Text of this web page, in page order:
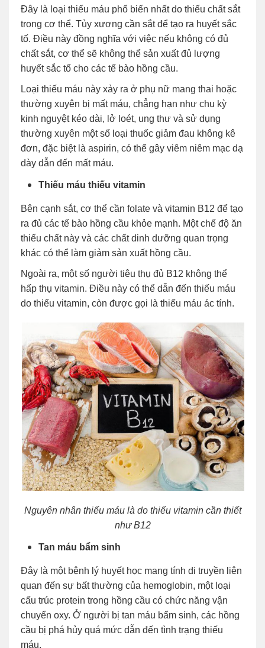
Đây là loại thiếu máu phổ biến nhất do thiếu chất sắt
trong cơ thể. Tủy xương cần sắt để tạo ra huyết sắc
tố. Điều này đồng nghĩa với việc nếu không có đủ
chất sắt, cơ thể sẽ không thể sản xuất đủ lượng
huyết sắc tố cho các tế bào hồng cầu.
Loại thiếu máu này xảy ra ở phụ nữ mang thai hoặc
thường xuyên bị mất máu, chẳng hạn như chu kỳ
kinh nguyệt kéo dài, lở loét, ung thư và sử dụng
thường xuyên một số loại thuốc giảm đau không kê
đơn, đặc biệt là aspirin, có thể gây viêm niêm mạc dạ
dày dẫn đến mất máu.
Thiếu máu thiếu vitamin
Bên cạnh sắt, cơ thể cần folate và vitamin B12 để tạo
ra đủ các tế bào hồng cầu khỏe mạnh. Một chế độ ăn
thiếu chất này và các chất dinh dưỡng quan trọng
khác có thể làm giảm sản xuất hồng cầu.
Ngoài ra, một số người tiêu thụ đủ B12 không thể
hấp thụ vitamin. Điều này có thể dẫn đến thiếu máu
do thiếu vitamin, còn được gọi là thiếu máu ác tính.
Nguyên nhân thiếu máu là do thiếu vitamin cần thiết
như B12
Tan máu bẩm sinh
Đây là một bệnh lý huyết học mang tính di truyền liên
quan đến sự bất thường của hemoglobin, một loại
cấu trúc protein trong hồng cầu có chức năng vận
chuyển oxy. Ở người bị tan máu bẩm sinh, các hồng
cầu bị phá hủy quá mức dẫn đến tình trạng thiếu
máu.